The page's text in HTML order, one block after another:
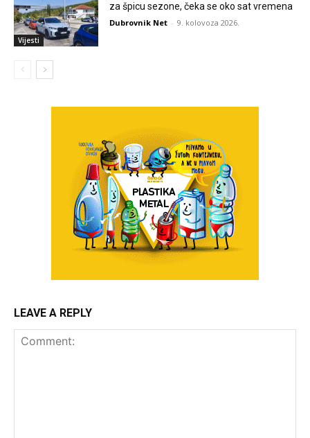
Vijesti
za špicu sezone, čeka se oko sat vremena
Dubrovnik Net - 9. kolovoza 2026.
LEAVE A REPLY